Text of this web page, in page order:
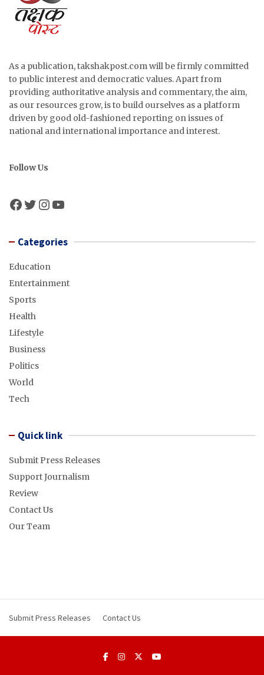
As a publication, takshakpost.com will be firmly committed
to public interest and democratic values. Apart from
providing authoritative analysis and commentary, the aim,
as our resources grow, is to build ourselves as a platform
driven by good old-fashioned reporting on issues of
national and international importance and interest.
Follow Us
Facebook
Twitter
Instagram
YouTube
Categories
Education
Entertainment
Sports
Health
Lifestyle
Business
Politics
World
Tech
Quick link
Submit Press Releases
Support Journalism
Review
Contact Us
Our Team
Submit Press Releases Contact Us